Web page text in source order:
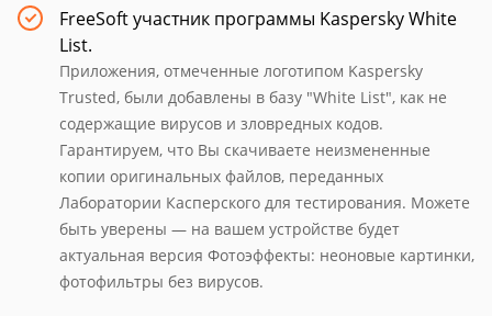
FreeSoft участник программы Kaspersky White
List.
Приложения, отмеченные логотипом Kaspersky
Trusted, были добавлены в базу "White List", как не
содержащие вирусов и зловредных кодов.
Гарантируем, что Вы скачиваете неизмененные
копии оригинальных файлов, переданных
Лаборатории Касперского для тестирования. Можете
быть уверены — на вашем устройстве будет
актуальная версия Фотоэффекты: неоновые картинки,
фотофильтры без вирусов.